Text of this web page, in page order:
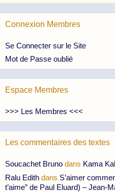
Connexion Membres
Se Connecter sur le Site
Mot de Passe oublié
Espace Membres
>>> Les Membres <<<
Les commentaires des textes
Soucachet Bruno dans Kama
Ralu Edith dans S’aimer
t’aime” de Paul Eluard) – Jean-